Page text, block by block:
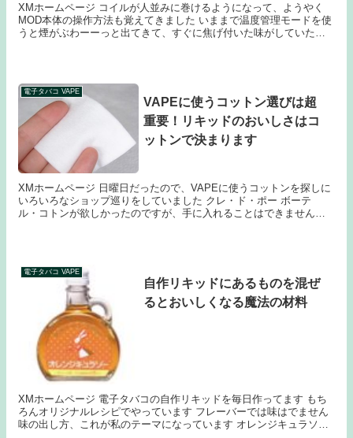
XMホームページ コイルが人並みに巻けるようになって、ようやく
MOD本体の操作方法も覚えてきました いままで温度管理モードを使
うと煙がぶわーーっと出てきて、すぐに焦げ付いた味がしていたの
電子タバコ VAPE
VAPEに使うコットン選びは超
重要！リキッドのおいしさはコ
ットンで決まります
XMホームページ 日曜日だったので、VAPEに使うコットンを探しに
いろいろなショップ巡りをしていました クレ・ド・ポー ボーテ
ル・コトンが欲しかったのですが、手に入れることはできませんで
電子タバコ VAPE
自作リキッドにあるものを混ぜ
るとおいしくなる魔法の材料
XMホームページ 電子タバコの自作リキッドを毎日作ってます もち
ろんオリジナルレシピでやっています フレーバーでは味はでません
味の出し方、これが私のテーマになっています オレンジキュラソー